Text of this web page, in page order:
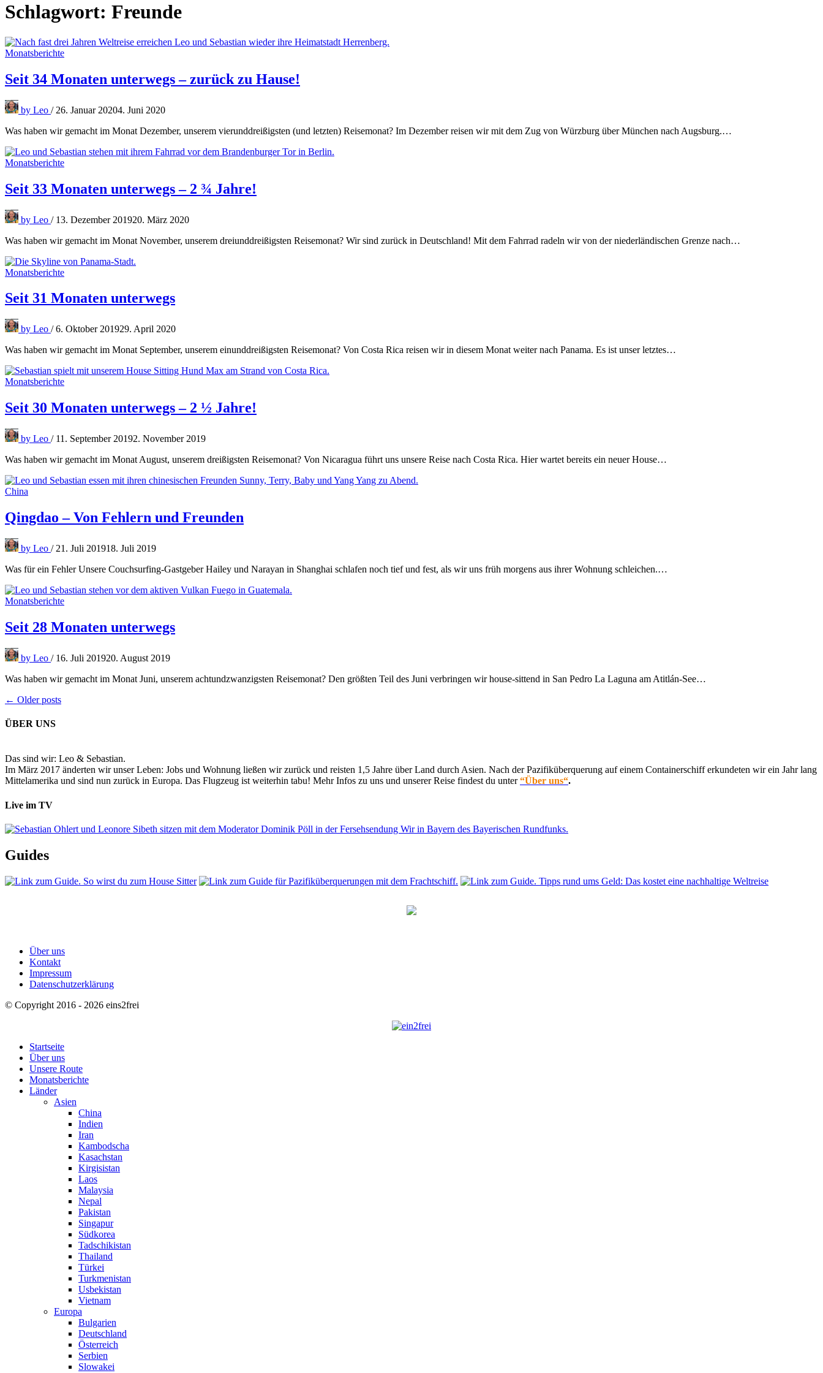
Schlagwort: Freunde
Monatsberichte
Seit 34 Monaten unterwegs – zurück zu Hause!
by Leo / 26. Januar 20204. Juni 2020
Was haben wir gemacht im Monat Dezember, unserem vierunddreißigsten (und letzten) Reisemonat? Im Dezember reisen wir mit dem Zug von Würzburg über München nach Augsburg.…
Monatsberichte
Seit 33 Monaten unterwegs – 2 ¾ Jahre!
by Leo / 13. Dezember 201920. März 2020
Was haben wir gemacht im Monat November, unserem dreiunddreißigsten Reisemonat? Wir sind zurück in Deutschland! Mit dem Fahrrad radeln wir von der niederländischen Grenze nach…
Monatsberichte
Seit 31 Monaten unterwegs
by Leo / 6. Oktober 201929. April 2020
Was haben wir gemacht im Monat September, unserem einunddreißigsten Reisemonat? Von Costa Rica reisen wir in diesem Monat weiter nach Panama. Es ist unser letztes…
Monatsberichte
Seit 30 Monaten unterwegs – 2 ½ Jahre!
by Leo / 11. September 20192. November 2019
Was haben wir gemacht im Monat August, unserem dreißigsten Reisemonat? Von Nicaragua führt uns unsere Reise nach Costa Rica. Hier wartet bereits ein neuer House…
China
Qingdao – Von Fehlern und Freunden
by Leo / 21. Juli 201918. Juli 2019
Was für ein Fehler Unsere Couchsurfing-Gastgeber Hailey und Narayan in Shanghai schlafen noch tief und fest, als wir uns früh morgens aus ihrer Wohnung schleichen.…
Monatsberichte
Seit 28 Monaten unterwegs
by Leo / 16. Juli 201920. August 2019
Was haben wir gemacht im Monat Juni, unserem achtundzwanzigsten Reisemonat? Den größten Teil des Juni verbringen wir house-sittend in San Pedro La Laguna am Atitlán-See…
Beitragsnavigation
← Older posts
ÜBER UNS
Das sind wir: Leo & Sebastian.
Im März 2017 änderten wir unser Leben: Jobs und Wohnung ließen wir zurück und reisten 1,5 Jahre über Land durch Asien. Nach der Pazifiküberquerung auf einem Containerschiff erkundeten wir ein Jahr lang
Mittelamerika und sind nun zurück in Europa. Das Flugzeug ist weiterhin tabu! Mehr Infos zu uns und unserer Reise findest du unter“Über uns“.
Live im TV
Guides
Über uns
Kontakt
Impressum
Datenschutzerklärung
© Copyright 2016 - 2026 eins2frei
Startseite
Über uns
Unsere Route
Monatsberichte
Länder
Asien
China
Indien
Iran
Kambodscha
Kasachstan
Kirgisistan
Laos
Malaysia
Nepal
Pakistan
Singapur
Südkorea
Tadschikistan
Thailand
Türkei
Turkmenistan
Usbekistan
Vietnam
Europa
Bulgarien
Deutschland
Österreich
Serbien
Slowakei